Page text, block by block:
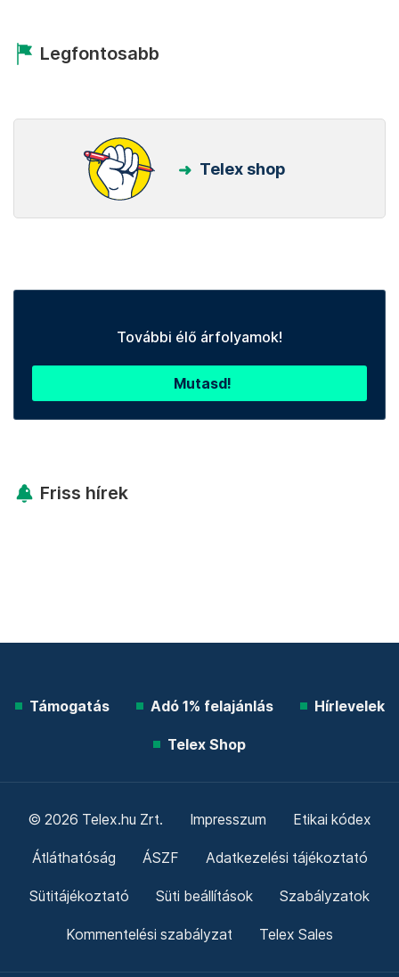
Legfontosabb
Telex shop
További élő árfolyamok!
Mutasd!
Friss hírek
Támogatás Adó 1% felajánlás Hírlevelek
Telex Shop
© 2026 Telex.hu Zrt. Impresszum Etikai kódex
Átláthatóság ÁSZF Adatkezelési tájékoztató
Sütitájékoztató Süti beállítások Szabályzatok
Kommentelési szabályzat Telex Sales